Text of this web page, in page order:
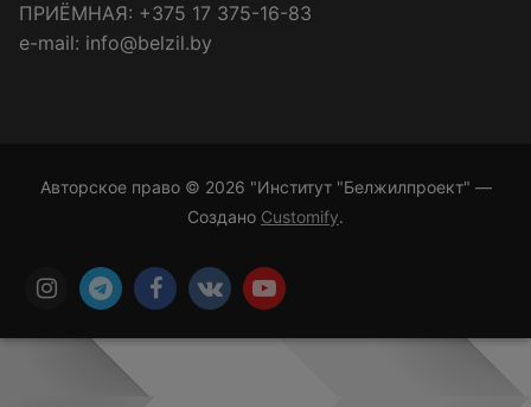
ПРИЁМНАЯ: +375 17 375-16-83
e-mail: info@belzil.by
Авторское право © 2026 "Институт "Белжилпроект" —
Создано Customify.